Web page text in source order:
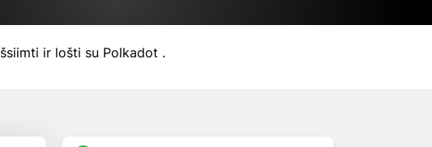
ir lošti su Polkadot .